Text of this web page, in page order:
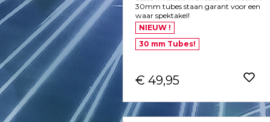
30mm tubes staan garant voor een
waar spektakel!
NIEUW !
30 mm Tubes!
€ 49,95